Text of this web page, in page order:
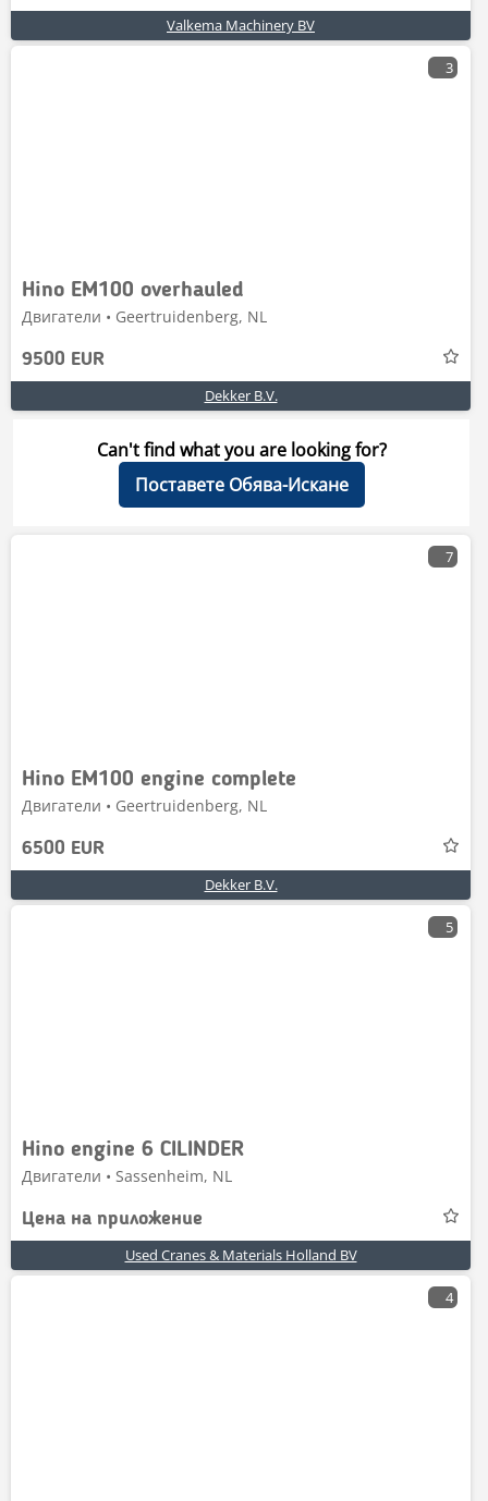
Valkema Machinery BV
3
Hino EM100 overhauled
Двигатели • Geertruidenberg, NL
9500 EUR
Dekker B.V.
Can't find what you are looking for?
Поставете Обява-Искане
7
Hino EM100 engine complete
Двигатели • Geertruidenberg, NL
6500 EUR
Dekker B.V.
5
Hino engine 6 CILINDER
Двигатели • Sassenheim, NL
Цена на приложение
Used Cranes & Materials Holland BV
4